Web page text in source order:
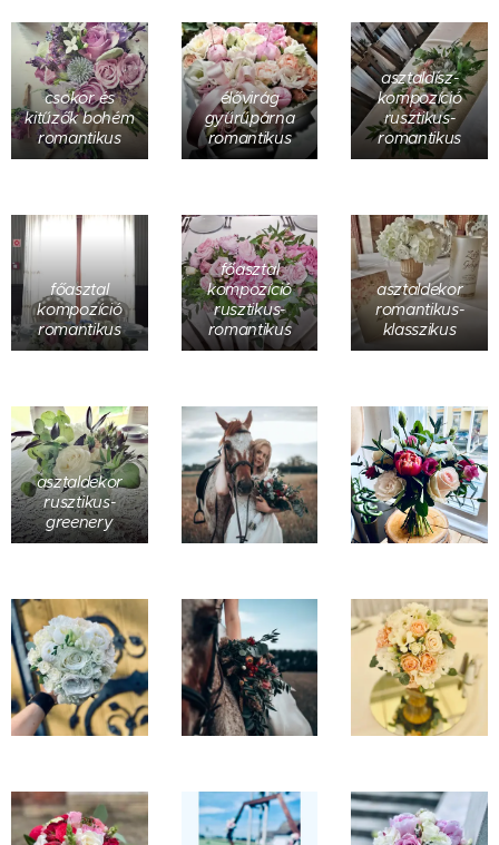
csokor és
kitűzők bohém
romantikus
élővirág
gyűrűpárna
romantikus
asztaldísz-
kompozíció
rusztikus-
romantikus
főasztal
kompozíció
romantikus
főasztal
kompozíció
rusztikus-
romantikus
asztaldekor
romantikus-
klasszikus
asztaldekor
rusztikus-
greenery